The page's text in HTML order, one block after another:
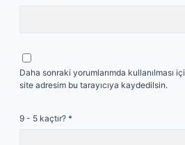
Daha sonraki yorumlarımda kullanılması
site adresim bu tarayıcıya kaydedilsin.
9 - 5 kaçtır? *